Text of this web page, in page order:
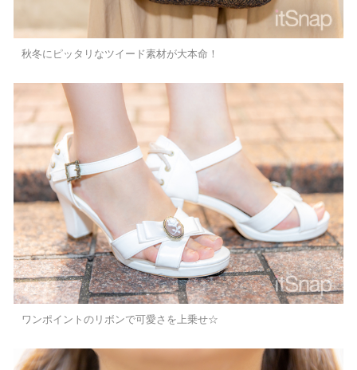
秋冬にピッタリなツイード素材が大本命！
ワンポイントのリボンで可愛さを上乗せ☆